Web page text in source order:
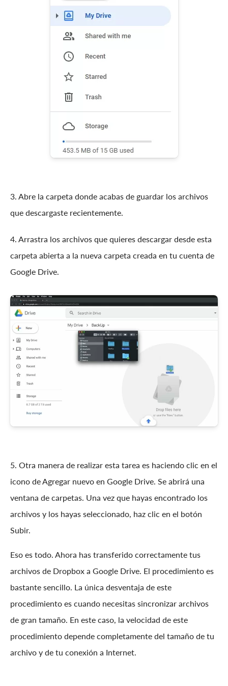
3. Abre la carpeta donde acabas de guardar los archivos
que descargaste recientemente.
4. Arrastra los archivos que quieres descargar desde esta
carpeta abierta a la nueva carpeta creada en tu cuenta de
Google Drive.
5. Otra manera de realizar esta tarea es haciendo clic en el
icono de Agregar nuevo en Google Drive. Se abrirá una
ventana de carpetas. Una vez que hayas encontrado los
archivos y los hayas seleccionado, haz clic en el botón
Subir.
Eso es todo. Ahora has transferido correctamente tus
archivos de Dropbox a Google Drive. El procedimiento es
bastante sencillo. La única desventaja de este
procedimiento es cuando necesitas sincronizar archivos
de gran tamaño. En este caso, la velocidad de este
procedimiento depende completamente del tamaño de tu
archivo y de tu conexión a Internet.